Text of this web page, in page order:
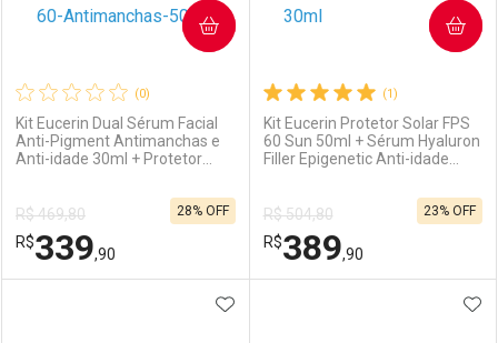
Comprar sem Desconto
Por R$ 299,99/cada
Comprar sem Desconto
Por R$ 299,99/cada
Ativar Desconto
Comprar sem Desconto
Por R$ 119,99/cada
Comprar sem Desconto
Por R$ 119,99/cada
(0)
Kit Eucerin Dual Sérum Facial
Anti-Pigment Antimanchas e
Anti-idade 30ml + Protetor
R$ 469,80
R$339,90
28% OFF
COMPRAR
(1)
Kit Eucerin Protetor Solar FPS
60 Sun 50ml + Sérum Hyaluron
Filler Epigenetic Anti-idade
R$ 504,80
R$389,90
23% OFF
COMPRAR
ADICIONAR AOS FAVORITOS